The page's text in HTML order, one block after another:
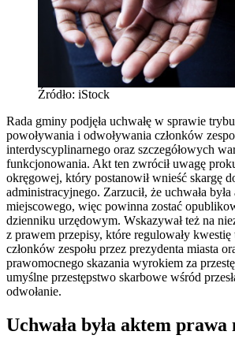
Źródło: iStock
Rada gminy podjęła uchwałę w sprawie
powoływania i odwoływania członków
interdyscyplinarnego oraz szczegółowych
funkcjonowania. Akt ten zwrócił uwagę
okręgowej, który postanowił wnieść skargę
administracyjnego. Zarzucił, że uchwała
miejscowego, więc powinna zostać
dzienniku urzędowym. Wskazywał też na
z prawem przepisy, które regulowały
członków zespołu przez prezydenta miasta
prawomocnego skazania wyrokiem za
umyślne przestępstwo skarbowe wśród
odwołanie.
Uchwała była aktem prawa